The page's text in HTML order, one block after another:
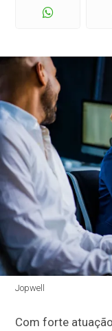
Jopwell
Com forte